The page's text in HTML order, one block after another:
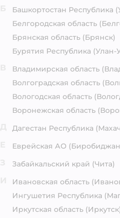
Башкортостан Республика
Белгородская область
Брянская область (Брянск)
Бурятия Республика (Улан-
Владимирская область
Волгоградская область
Вологодская область
Воронежская область
Дагестан Республика
Еврейская АО
Забайкальский край (Чита)
Ивановская область
Ингушетия Республика
Иркутская область